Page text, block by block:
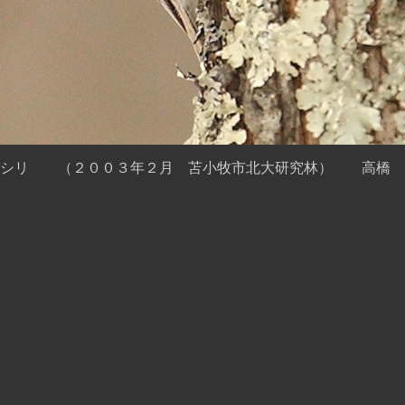
シリ （２００３年２月 苫小牧市北大研究林） 高橋